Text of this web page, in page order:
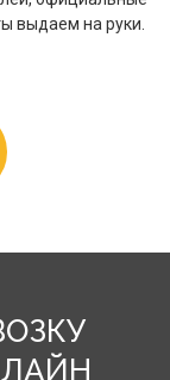
выдаем на руки.